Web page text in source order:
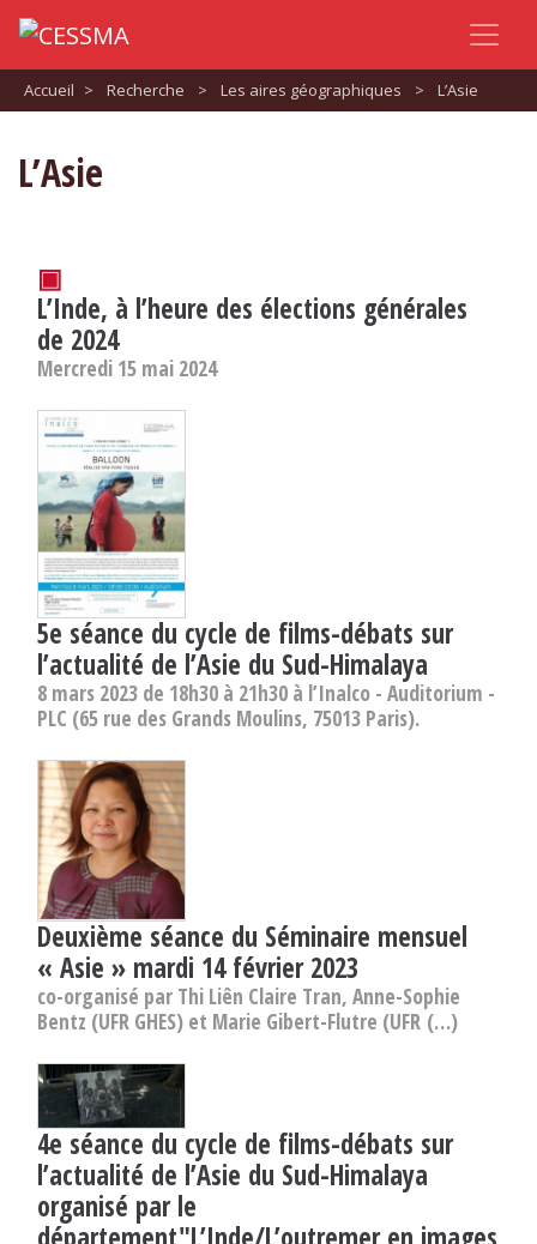
Accueil > Recherche > Les aires géographiques > L’Asie
L’Asie
▣
L’Inde, à l’heure des élections générales
de 2024
Mercredi 15 mai 2024
5e séance du cycle de films-débats sur
l’actualité de l’Asie du Sud-Himalaya
8 mars 2023 de 18h30 à 21h30 à l’Inalco - Auditorium -
PLC (65 rue des Grands Moulins, 75013 Paris).
Deuxième séance du Séminaire mensuel
« Asie » mardi 14 février 2023
co-organisé par Thi Liên Claire Tran, Anne-Sophie
Bentz (UFR GHES) et Marie Gibert-Flutre (UFR (…)
4e séance du cycle de films-débats sur
l’actualité de l’Asie du Sud-Himalaya
organisé par le